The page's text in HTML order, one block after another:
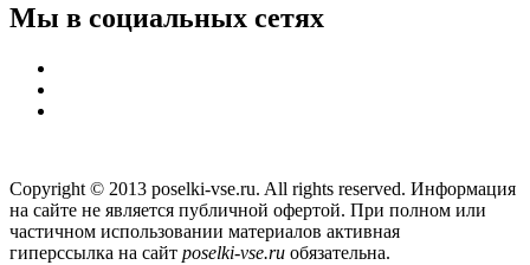
Мы в социальных сетях
Copyright © 2013 poselki-vse.ru. All rights reserved. Информация
на сайте не является публичной офертой. При полном или
частичном использовании материалов активная
гиперссылка на сайт poselki-vse.ru​ обязательна.